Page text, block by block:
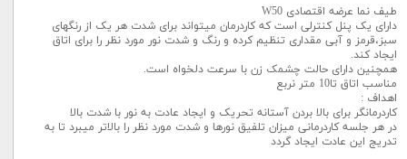
طیف نما عرضه اقتصادی W50
دارای یک پنل کنترلی است که کاردرمان میتواند برای شدت هر یک از رنگهای
سبز،قرمز و آبی مقداری تنظیم کرده و رنگ و شدت نور مورد نظر را برای اتاق
ایجاد کند.
همچنین دارای حالت چشمک زن با سرعت دلخواه است.
مناسب اتاق تا10 متر نربع
اهداف :
کاردرمانگر برای بالا بردن آستانه تحریک و ایجاد عادت به نور با شدت بالا
در هر جلسه کاردرمانی میزان تلفیق نورها و شدت مورد نظر را بالاتر میبرد تا به
تدریج این عادت ایجاد گردد